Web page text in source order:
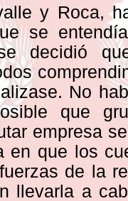
y Roca,
se
decidió
No
que
empresa
en que los
de la
llevarla a